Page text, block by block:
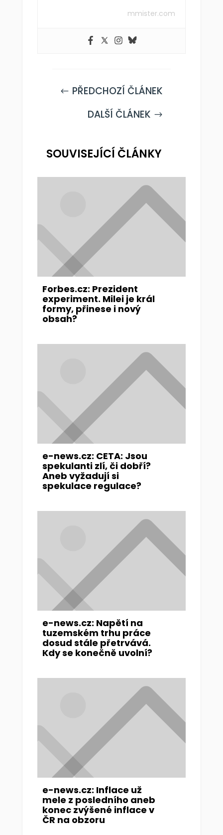
mmister.com
# PŘEDCHOZÍ ČLÁNEK
DALŠÍ ČLÁNEK $
SOUVISEJÍCÍ ČLÁNKY
Forbes.cz: Prezident
experiment. Milei je král
formy, přinese i nový
obsah?
e-news.cz: CETA: Jsou
spekulanti zlí, či dobří?
Aneb vyžadují si
spekulace regulace?
e-news.cz: Napětí na
tuzemském trhu práce
dosud stále přetrvává.
Kdy se konečně uvolní?
e-news.cz: Inflace už
mele z posledního aneb
konec zvýšené inflace v
ČR na obzoru